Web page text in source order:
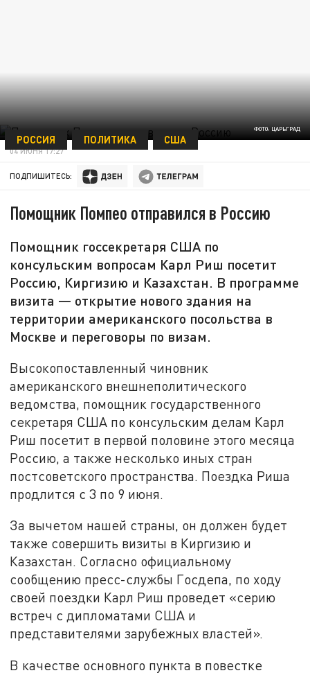
ФОТО: ЦАРЬГРАД
РОССИЯ ПОЛИТИКА США
04 ИЮНЯ 17:27
ПОДПИШИТЕСЬ:
Помощник Помпео отправился в Россию
Помощник госсекретаря США по
консульским вопросам Карл Риш посетит
Россию, Киргизию и Казахстан. В программе
визита — открытие нового здания на
территории американского посольства в
Москве и переговоры по визам.
Высокопоставленный чиновник
американского внешнеполитического
ведомства, помощник государственного
секретаря США по консульским делам Карл
Риш посетит в первой половине этого месяца
Россию, а также несколько иных стран
постсоветского пространства. Поездка Риша
продлится с 3 по 9 июня.
За вычетом нашей страны, он должен будет
также совершить визиты в Киргизию и
Казахстан. Согласно официальному
сообщению пресс-службы Госдепа, по ходу
своей поездки Карл Риш проведет «серию
встреч с дипломатами США и
представителями зарубежных властей».
В качестве основного пункта в повестке